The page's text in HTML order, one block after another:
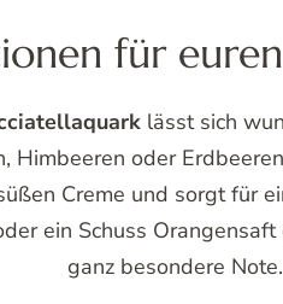
für
lässt sich
Himbeeren oder
Creme und sorgt für
ein Schuss
ganz besondere Note.